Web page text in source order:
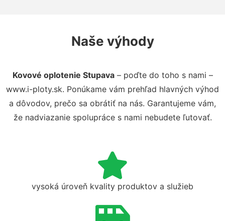
Naše výhody
Kovové oplotenie Stupava– poďte do toho s nami –
www.i-ploty.sk. Ponúkame vám prehľad hlavných výhod
a dôvodov, prečo sa obrátiť na nás. Garantujeme vám,
že nadviazanie spolupráce s nami nebudete ľutovať.
vysoká úroveň kvality produktov a služieb